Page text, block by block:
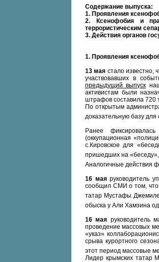
Содержание выпуска:
1. Проявления
2. Ксенофобия и
террористическим
3. Действия органов
1. Проявления
13 мая стало известно,
участвовавших в
предыдущий выпуск
активистам были
штрафов составила 720
По открытым
доказательную базу
Ранее
(оккупационная
с.Кировское для
пришедших на
Аналогичные действия
16 маяруководитель
сообщил СМИ о том, что
татар Мустафы
обыска у Али Хамзина
16 мая руководитель
проведение массовых
«указ»
срыва курортного
этот период массовые
Лидер крымских татар